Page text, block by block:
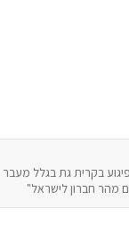
בקרית גת בגלל מעבר
מהר חברון לישראל"